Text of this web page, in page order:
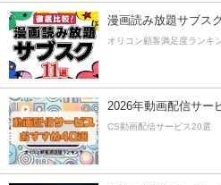
漫画読み放題サブス
オリコン顧客満足度ランキ
2026年動画配信サー
CS動画配信サービス20選